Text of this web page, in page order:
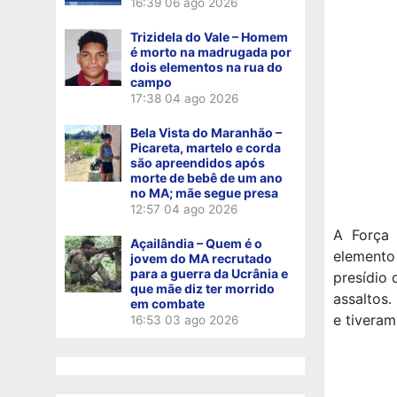
Trizidela do Vale – Homem
é morto na madrugada por
dois elementos na rua do
campo
17:38 04 ago 2026
Bela Vista do Maranhão –
Picareta, martelo e corda
são apreendidos após
morte de bebê de um ano
no MA; mãe segue presa
12:57 04 ago 2026
Açailândia – Quem é o
jovem do MA recrutado
para a guerra da Ucrânia e
que mãe diz ter morrido
em combate
16:53 03 ago 2026
A Força
presídio
e